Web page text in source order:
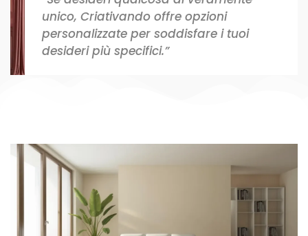
unico, Criativando offre opzioni
personalizzate per soddisfare i tuoi
desideri più specifici.”